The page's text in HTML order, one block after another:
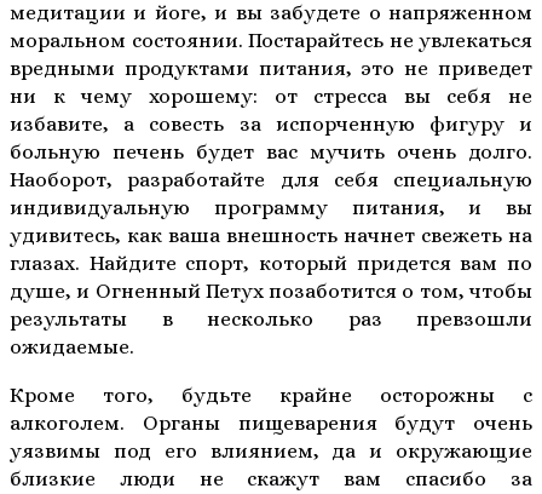
медитации и йоге, и вы забудете о напряженном
моральном состоянии. Постарайтесь не увлекаться
вредными продуктами питания, это не приведет
ни к чему хорошему: от стресса вы себя не
избавите, а совесть за испорченную фигуру и
больную печень будет вас мучить очень долго.
Наоборот, разработайте для себя специальную
индивидуальную программу питания, и вы
удивитесь, как ваша внешность начнет свежеть на
глазах. Найдите спорт, который придется вам по
душе, и Огненный Петух позаботится о том, чтобы
результаты в несколько раз превзошли
ожидаемые.
Кроме того, будьте крайне осторожны с
алкоголем. Органы пищеварения будут очень
уязвимы под его влиянием, да и окружающие
близкие люди не скажут вам спасибо за